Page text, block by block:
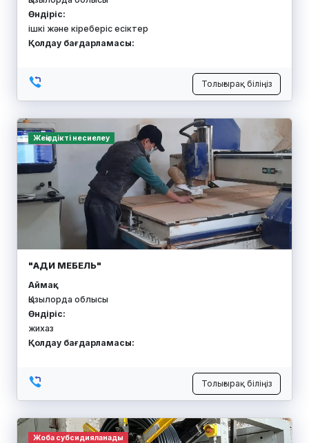
Өндіріс:
ішкі және кіреберіс есіктер
Қолдау бағдарламасы:
Толығырақ біліңіз
Жеңілдікті несиелеу
"АДИ МЕБЕЛЬ"
Аймақ:
Қызылорда облысы
Өндіріс:
жихаз
Қолдау бағдарламасы:
Толығырақ біліңіз
Жоба субсидияланады